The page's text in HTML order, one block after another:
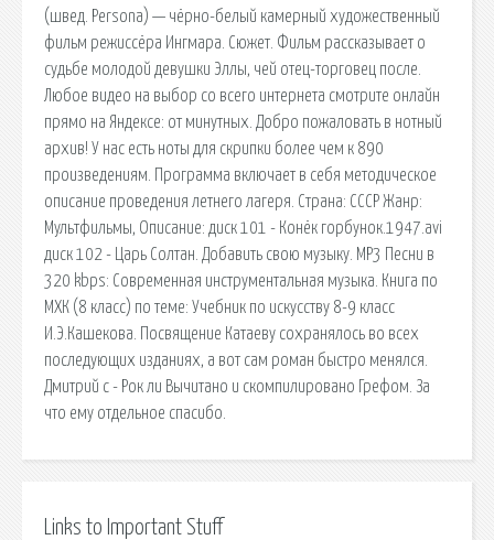
(швед. Persona) — чёрно-белый камерный художественный
фильм режиссёра Ингмара. Сюжет. Фильм рассказывает о
судьбе молодой девушки Эллы, чей отец-торговец после.
Любое видео на выбор со всего интернета смотрите онлайн
прямо на Яндексе: от минутных. Добро пожаловать в нотный
архив! У нас есть ноты для скрипки более чем к 890
произведениям. Программа включает в себя методическое
описание проведения летнего лагеря. Страна: СССР Жанр:
Мультфильмы, Описание: диск 101 - Конёк горбунок.1947.avi
диск 102 - Царь Солтан. Добавить свою музыку. MP3 Песни в
320 kbps: Современная инструментальная музыка. Книга по
МХК (8 класс) по теме: Учебник по искусству 8-9 класс
И.Э.Кашекова. Посвящение Катаеву сохранялось во всех
последующих изданиях, а вот сам роман быстро менялся.
Дмитрий c - Рок ли Вычитано и скомпилировано Грефом. За
что ему отдельное спасибо.
Links to Important Stuff